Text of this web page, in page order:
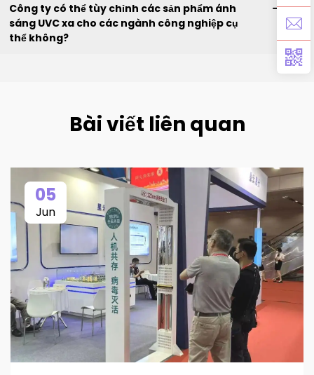
Công ty có thể tùy chỉnh các sản phẩm ánh
sáng UVC xa cho các ngành công nghiệp cụ
thể không?
Bài viết liên quan
05
Jun